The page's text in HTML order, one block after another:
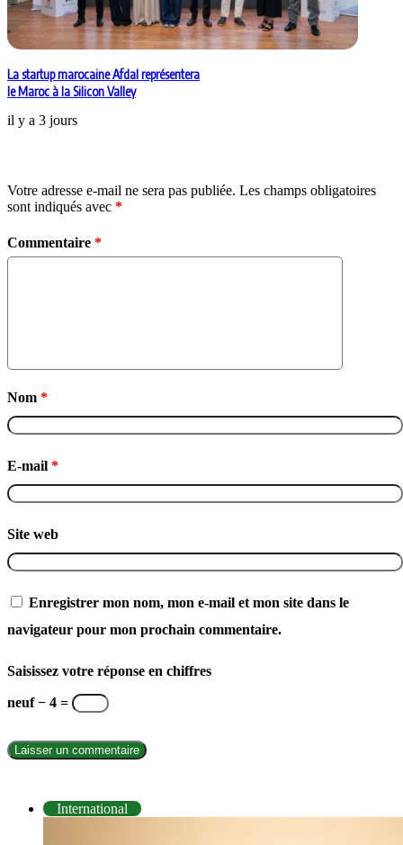
La startup marocaine Afdal représentera
le Maroc à la Silicon Valley
il y a 3 jours
Votre adresse e-mail ne sera pas publiée. Les champs obligatoires
sont indiqués avec *
Commentaire *
Nom *
E-mail *
Site web
Enregistrer mon nom, mon e-mail et mon site dans le
navigateur pour mon prochain commentaire.
Saisissez votre réponse en chiffres
neuf − 4 =
International